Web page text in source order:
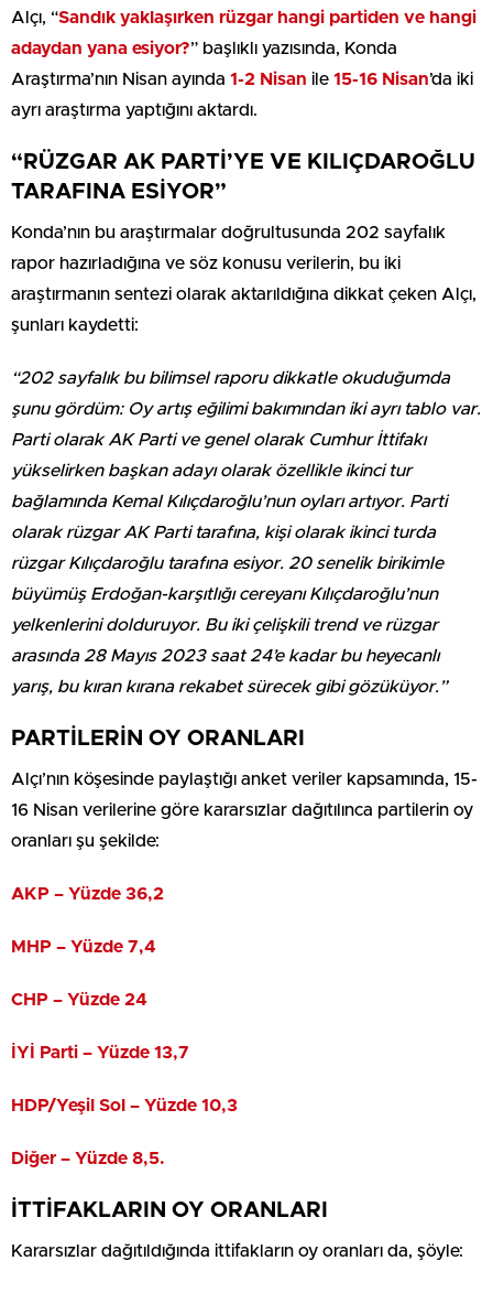
Alçı, “Sandık yaklaşırken rüzgar hangi partiden ve hangi
adaydan yana esiyor?” başlıklı yazısında, Konda
Araştırma’nın Nisan ayında 1-2 Nisan ile 15-16 Nisan’da iki
ayrı araştırma yaptığını aktardı.
“RÜZGAR AK PARTİ’YE VE KILIÇDAROĞLU
TARAFINA ESİYOR”
Konda’nın bu araştırmalar doğrultusunda 202 sayfalık
rapor hazırladığına ve söz konusu verilerin, bu iki
araştırmanın sentezi olarak aktarıldığına dikkat çeken Alçı,
şunları kaydetti:
“202 sayfalık bu bilimsel raporu dikkatle okuduğumda
şunu gördüm: Oy artış eğilimi bakımından iki ayrı tablo var.
Parti olarak AK Parti ve genel olarak Cumhur İttifakı
yükselirken başkan adayı olarak özellikle ikinci tur
bağlamında Kemal Kılıçdaroğlu’nun oyları artıyor. Parti
olarak rüzgar AK Parti tarafına, kişi olarak ikinci turda
rüzgar Kılıçdaroğlu tarafına esiyor. 20 senelik birikimle
büyümüş Erdoğan-karşıtlığı cereyanı Kılıçdaroğlu’nun
yelkenlerini dolduruyor. Bu iki çelişkili trend ve rüzgar
arasında 28 Mayıs 2023 saat 24’e kadar bu heyecanlı
yarış, bu kıran kırana rekabet sürecek gibi gözüküyor.”
PARTİLERİN OY ORANLARI
Alçı’nın köşesinde paylaştığı anket veriler kapsamında, 15-
16 Nisan verilerine göre kararsızlar dağıtılınca partilerin oy
oranları şu şekilde:
AKP – Yüzde 36,2
MHP – Yüzde 7,4
CHP – Yüzde 24
İYİ Parti – Yüzde 13,7
HDP/Yeşil Sol – Yüzde 10,3
Diğer – Yüzde 8,5.
İTTİFAKLARIN OY ORANLARI
Kararsızlar dağıtıldığında ittifakların oy oranları da, şöyle: